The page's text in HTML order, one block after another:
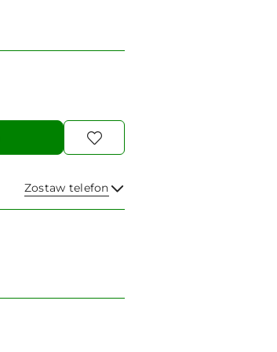
Zostaw telefon
Wyślij